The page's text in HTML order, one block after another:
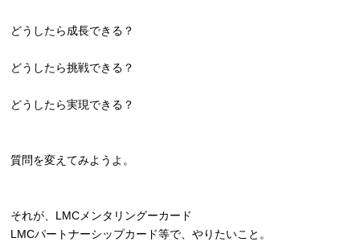
どうしたら成長できる？
どうしたら挑戦できる？
どうしたら実現できる？
質問を変えてみようよ。
それが、LMCメンタリングーカード
LMCパートナーシップカード等で、やりたいこと。